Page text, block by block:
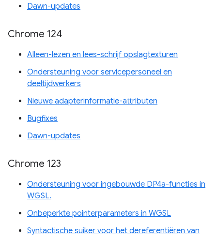
Dawn-updates
Chrome 124
Alleen-lezen en lees-schrijf opslagtexturen
Ondersteuning voor servicepersoneel en
deeltijdwerkers
Nieuwe adapterinformatie-attributen
Bugfixes
Dawn-updates
Chrome 123
Ondersteuning voor ingebouwde DP4a-functies in
WGSL.
Onbeperkte pointerparameters in WGSL
Syntactische suiker voor het dereferentiëren van